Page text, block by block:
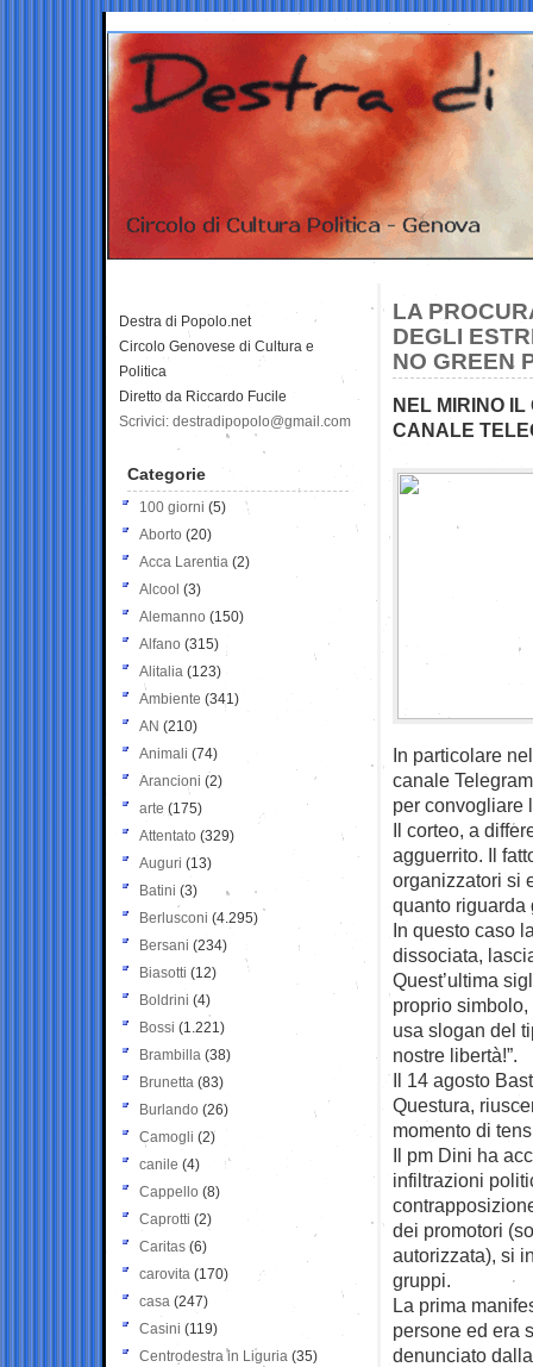
LA
DEGLI
NO GREEN
NEL MIRINO
CANALE
In particolare
canale
per convogliare
Il corteo, a
agguerrito. Il
organizzatori si
quanto riguarda
In questo caso
dissociata,
Quest’ultima
proprio
usa slogan del
nostre libertà!”.
Il 14 agosto
Questura,
momento di
Il pm Dini ha
infiltrazioni
dei promotori
autorizzata), si
gruppi.
La prima
persone ed era
denunciato
Destra di Popolo.net
Circolo Genovese di Cultura e
Politica
Diretto da Riccardo Fucile
Scrivici: destradipopolo@gmail.com
Categorie
100 giorni (5)
Aborto (20)
Acca Larentia (2)
Alcool (3)
Alemanno (150)
Alfano (315)
Alitalia (123)
Ambiente (341)
AN (210)
Animali (74)
Arancioni (2)
arte (175)
Attentato (329)
Auguri (13)
Batini (3)
Berlusconi (4.295)
Bersani (234)
Biasotti (12)
Boldrini (4)
Bossi (1.221)
Brambilla (38)
Brunetta (83)
Burlando (26)
Camogli (2)
canile (4)
Cappello (8)
Caprotti (2)
Caritas (6)
carovita (170)
casa (247)
Casini (119)
Centrodestra in Liguria (35)